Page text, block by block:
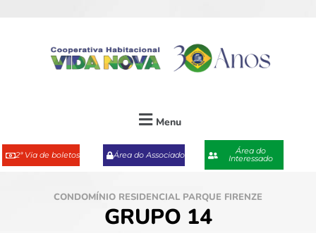
Menu
2ª Via de boletos Área do Associado Área do
Interessado
CONDOMÍNIO RESIDENCIAL PARQUE FIRENZE
GRUPO 14